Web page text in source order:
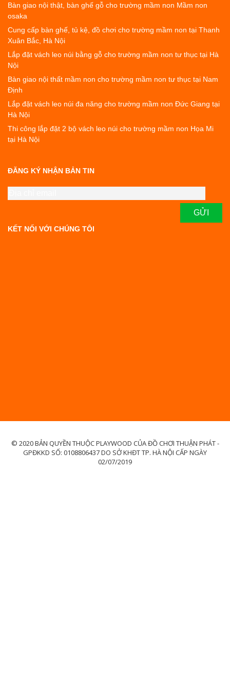
Bàn giao nội thật, bàn ghế gỗ cho trường mầm non Mầm non
osaka
Cung cấp bàn ghế, tủ kệ, đồ chơi cho trường mầm non tại Thanh
Xuân Bắc, Hà Nội
Lắp đặt vách leo núi bằng gỗ cho trường mầm non tư thục tại Hà
Nội
Bàn giao nội thất mầm non cho trường mầm non tư thục tại Nam
Định
Lắp đặt vách leo núi đa năng cho trường mầm non Đức Giang tại
Hà Nội
Thi công lắp đặt 2 bộ vách leo núi cho trường mầm non Họa Mi
tại Hà Nội
ĐĂNG KÝ NHẬN BẢN TIN
KẾT NỐI VỚI CHÚNG TÔI
© 2020 BẢN QUYỀN THUỘC PLAYWOOD CỦA ĐỒ CHƠI THUẬN PHÁT -
GPĐKKD SỐ: 0108806437 DO SỞ KHĐT TP. HÀ NỘI CẤP NGÀY
02/07/2019